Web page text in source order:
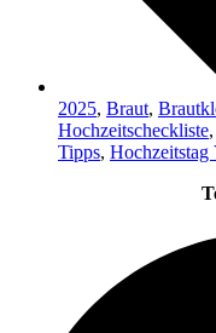
2025, Braut,
Hochzeitscheckliste,
Tipps, Hochzeitstag